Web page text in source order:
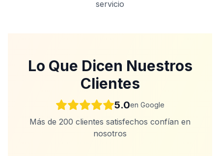
servicio
Lo Que Dicen Nuestros
Clientes
5.0en Google
Más de 200 clientes satisfechos confían en
nosotros